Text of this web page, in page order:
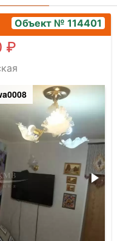
Объект № 114401
₽